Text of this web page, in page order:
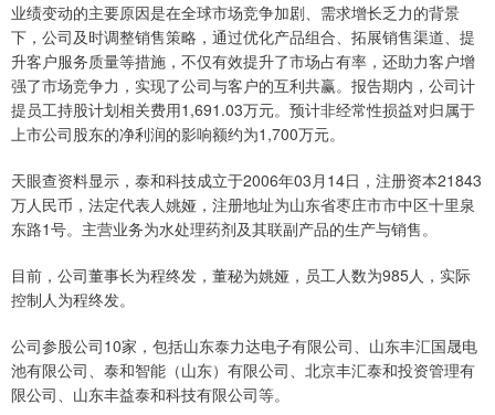
业绩变动的主要原因是在全球市场竞争加剧、需求增长乏力的背景
下，公司及时调整销售策略，通过优化产品组合、拓展销售渠道、提
升客户服务质量等措施，不仅有效提升了市场占有率，还助力客户增
强了市场竞争力，实现了公司与客户的互利共赢。报告期内，公司计
提员工持股计划相关费用1,691.03万元。预计非经常性损益对归属于
上市公司股东的净利润的影响额约为1,700万元。
天眼查资料显示，泰和科技成立于2006年03月14日，注册资本21843
万人民币，法定代表人姚娅，注册地址为山东省枣庄市市中区十里泉
东路1号。主营业务为水处理药剂及其联副产品的生产与销售。
目前，公司董事长为程终发，董秘为姚娅，员工人数为985人，实际
控制人为程终发。
公司参股公司10家，包括山东泰力达电子有限公司、山东丰汇国晟电
池有限公司、泰和智能（山东）有限公司、北京丰汇泰和投资管理有
限公司、山东丰益泰和科技有限公司等。